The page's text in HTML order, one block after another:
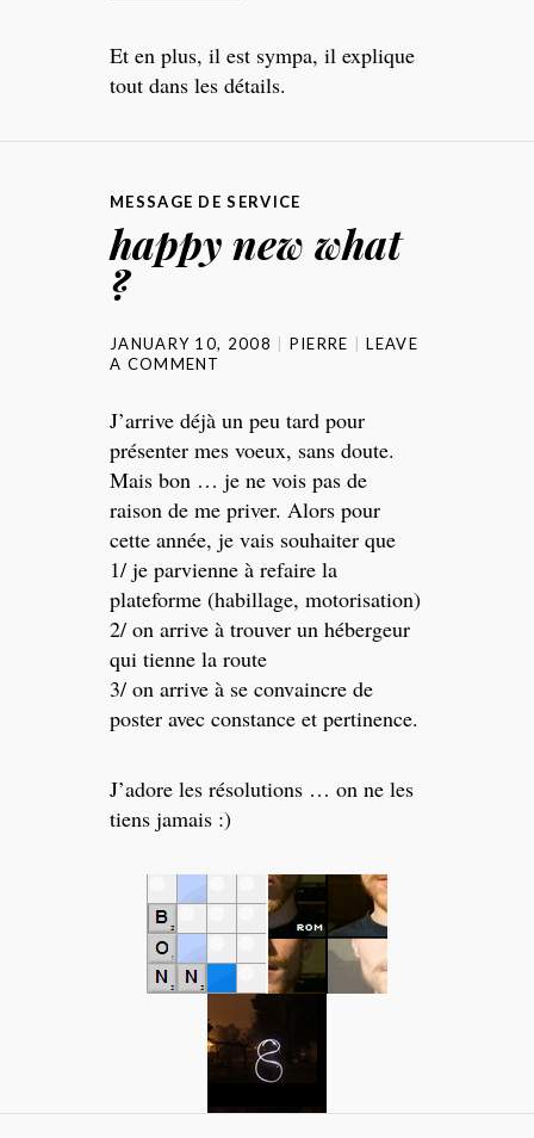
Et en plus, il est sympa, il explique
tout dans les détails.
MESSAGE DE SERVICE
happy new what
?
JANUARY 10, 2008 PIERRE
LEAVE
A COMMENT
J’arrive déjà un peu tard pour
présenter mes voeux, sans doute.
Mais bon … je ne vois pas de
raison de me priver. Alors pour
cette année, je vais souhaiter que
1/ je parvienne à refaire la
plateforme (habillage, motorisation)
2/ on arrive à trouver un hébergeur
qui tienne la route
3/ on arrive à se convaincre de
poster avec constance et pertinence.
J’adore les résolutions … on ne les
tiens jamais :)